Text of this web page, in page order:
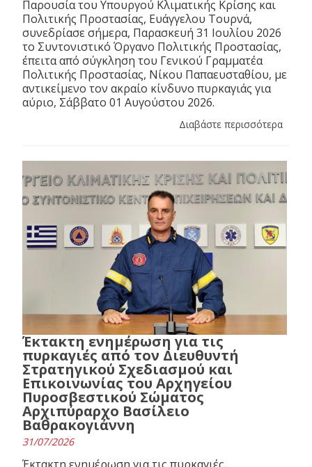
Παρουσία του Υπουργού Κλιματικής Κρίσης και
Πολιτικής Προστασίας, Ευάγγελου Τουρνά,
συνεδρίασε σήμερα, Παρασκευή 31 Ιουλίου 2026
το Συντονιστικό Όργανο Πολιτικής Προστασίας,
έπειτα από σύγκληση του Γενικού Γραμματέα
Πολιτικής Προστασίας, Νίκου Παπαευσταθίου, με
αντικείμενο τον ακραίο κίνδυνο πυρκαγιάς για
αύριο, Σάββατο 01 Αυγούστου 2026.
Διαβάστε περισσότερα
Έκτακτη ενημέρωση για τις
πυρκαγιές από τον Διευθυντή
Στρατηγικού Σχεδιασμού και
Επικοινωνίας του Αρχηγείου
Πυροσβεστικού Σώματος
Αρχιπύραρχο Βασίλειο
Βαθρακογιάννη
31/07/2026